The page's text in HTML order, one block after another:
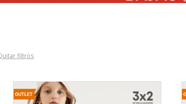
filtros